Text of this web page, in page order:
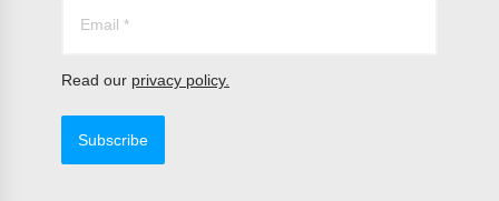
Read our privacy policy.
Subscribe